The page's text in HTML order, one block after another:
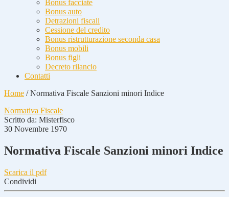
Bonus facciate
Bonus auto
Detrazioni fiscali
Cessione del credito
Bonus ristrutturazione seconda casa
Bonus mobili
Bonus figli
Decreto rilancio
Contatti
Home /Normativa Fiscale Sanzioni minori Indice
Normativa Fiscale
Scritto da: Misterfisco
30 Novembre 1970
Normativa Fiscale Sanzioni minori Indice
Scarica il pdf
Condividi